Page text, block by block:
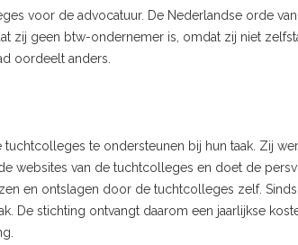
voor de advocatuur. De Nederlandse orde
zij geen btw-ondernemer is, omdat zij niet
oordeelt anders.
te ondersteunen bij hun taak. Zij
websites van de tuchtcolleges en doet de
en ontslagen door de tuchtcolleges zelf.
De stichting ontvangt daarom een jaarlijkse